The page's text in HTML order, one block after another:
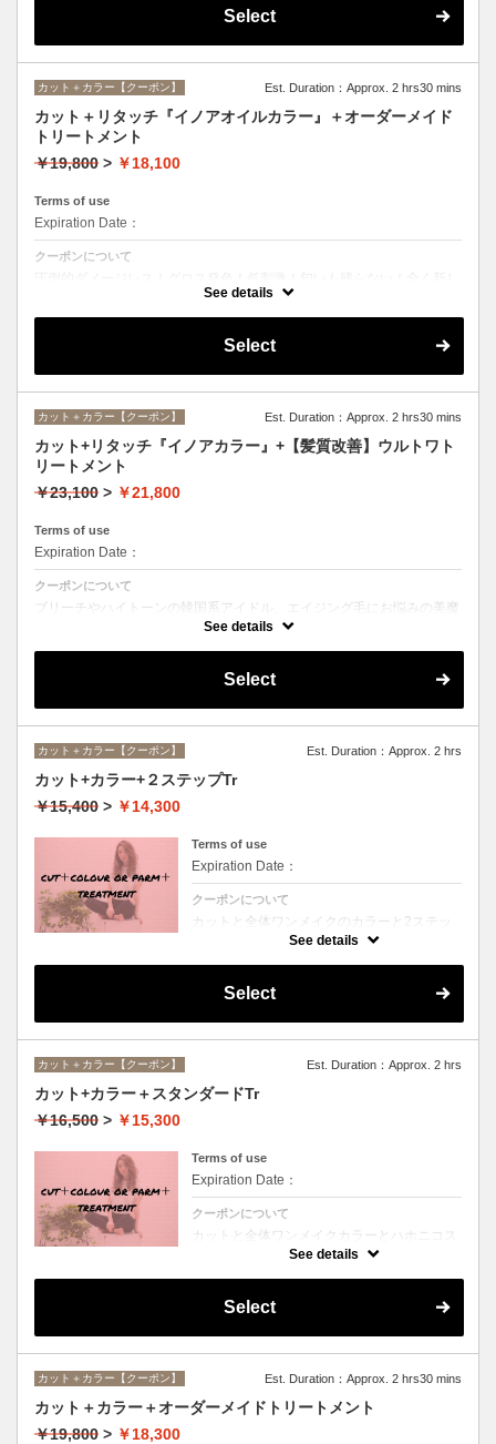
Select
カット＋カラー【クーポン】 Est. Duration：Approx. 2 hrs30 mins
カット＋リタッチ『イノアオイルカラー』＋オーダーメイド
トリートメント
￥19,800 > ￥18,100
Terms of use
Expiration Date：
クーポンについて
い処方のイノアオイルカラーのセットメニュー☆
See details
Select
カット＋カラー【クーポン】 Est. Duration：Approx. 2 hrs30 mins
カット+リタッチ『イノアカラー』+【髪質改善】ウルトワト
リートメント
￥23,100 > ￥21,800
Terms of use
Expiration Date：
クーポンについて
ブリーチやハイトーンの韓国系アイドル、エイジング毛にお悩みの美魔
女も夢中！全ての世代、髪質、メニューに対応できる髪質改善トリート
See details
Select
カット＋カラー【クーポン】 Est. Duration：Approx. 2 hrs
カット+カラー+２ステップTr
￥15,400 > ￥14,300
Terms of use
Expiration Date：
クーポンについて
カットと全体ワンメイクのカラーと2ステッ
プトリートメントのお得メニュー。デザイン
や髪の状態によってお薬を塗り分けます。シ
ャンプー、ブロー込、ロング料金なし
See details
Select
カット＋カラー【クーポン】 Est. Duration：Approx. 2 hrs
カット+カラー＋スタンダードTr
￥16,500 > ￥15,300
Terms of use
Expiration Date：
クーポンについて
カットと全体ワンメイクカラーとハホニコス
ペシャルトリートメントのオススメメニュー
♪デザインや髪の状態によってお薬を塗り分
けます。シャンプー、ブロー込み。ロング料
See details
Select
カット＋カラー【クーポン】 Est. Duration：Approx. 2 hrs30 mins
カット＋カラー＋オーダーメイドトリートメント
￥19,800 > ￥18,300